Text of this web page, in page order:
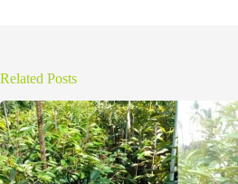
Related Posts